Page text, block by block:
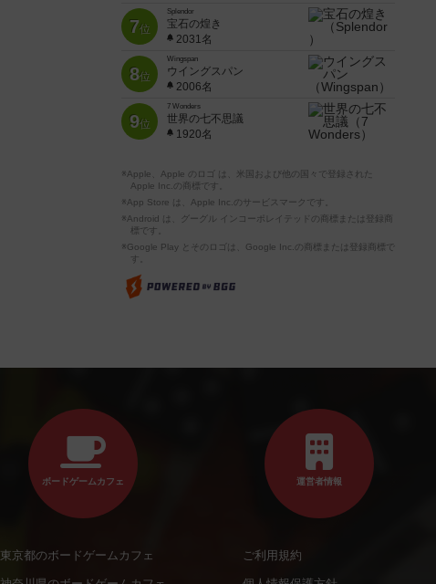
7位
Splendor
宝石の煌き
2031名
8位
Wingspan
ウイングスパン
2006名
9位
7 Wonders
世界の七不思議
1920名
※Apple、Apple のロゴ は、米国および他の国々で登録された
Apple Inc.の商標です。
※App Store は、Apple Inc.のサービスマークです。
※Android は、グーグル インコーポレイテッドの商標または登録商
標です。
※Google Play とそのロゴは、Google Inc.の商標または登録商標で
す。
ボードゲームカフェ
東京都のボードゲームカフェ
運営者情報
ご利用規約